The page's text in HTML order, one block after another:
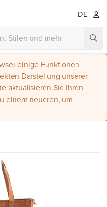
DE
einige Funktionen
Darstellung unserer
aktualisieren Sie Ihren
einem neueren, um